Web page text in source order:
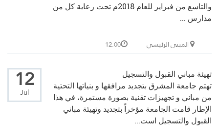
والتاسع من فبراير للعام 2018م تحت رعاية كل من
مدارس ...
المبنى الرئيسي 12:00
12
Jul
تهيئة مباني القبول والتسجيل
تهتم جامعة المشرق بتجديد مرافقها و بنياتها التحتية
من مباني و تجهيزات تقنية بصورة مستمرة، في هذا
الإطار قامت الجامعة مؤخراً بتجديد وتهيئة مباني
القبول والتسجيل است...